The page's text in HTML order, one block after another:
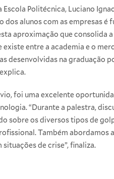
Escola Politécnica, Luciano
dos alunos com as empresas é
aproximação que consolida
existe entre a academia e o
desenvolvidas na graduação
foi uma excelente
“Durante a palestra,
sobre os diversos tipos de
Também abordamos
situações de crise”, finaliza.